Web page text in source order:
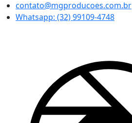
contato@mgproducoes.com.br
Whatsapp: (32) 99109-4748